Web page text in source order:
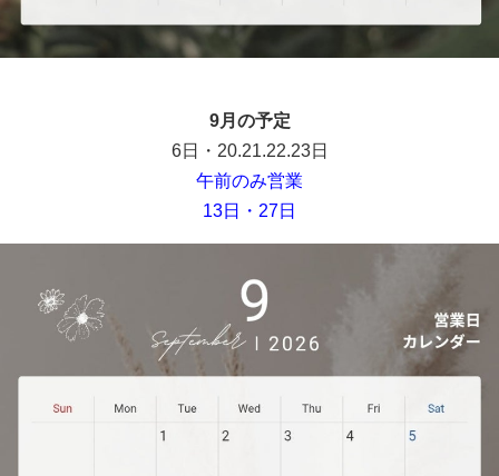
9月の予定
6日・20.21.22.23日
午前のみ営業
13日・27日